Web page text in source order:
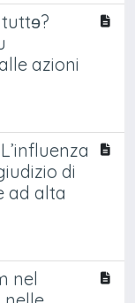
azioni
di
ad alta
nel